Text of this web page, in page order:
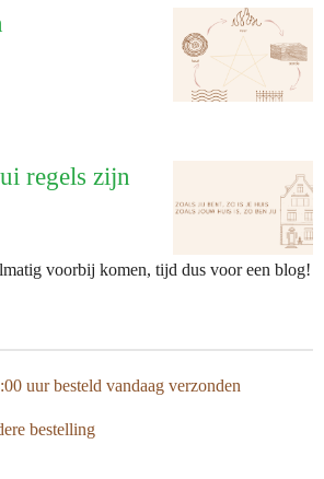
regels zijn
voorbij komen, tijd dus voor een blog!
uur besteld vandaag verzonden
bestelling